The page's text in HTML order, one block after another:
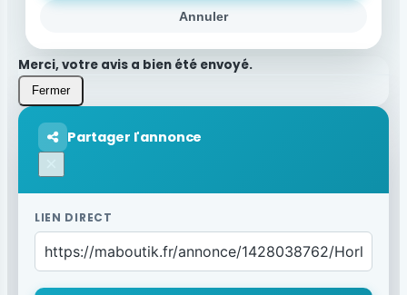
Annuler
Merci, votre avis a bien été envoyé.
Fermer
Partager l'annonce
LIEN DIRECT